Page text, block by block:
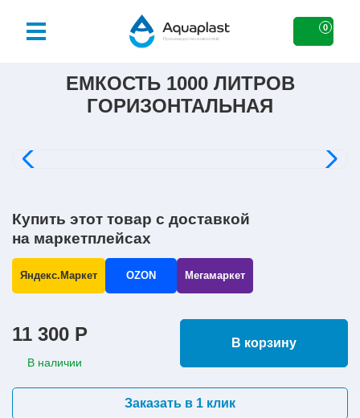
0
ЕМКОСТЬ 1000 ЛИТРОВ
ГОРИЗОНТАЛЬНАЯ
11 300 Р
В наличии
В корзину
Заказать в 1 клик
Купить этот товар с доставкой
на маркетплейсах
Яндекс.Маркет OZON Мегамаркет